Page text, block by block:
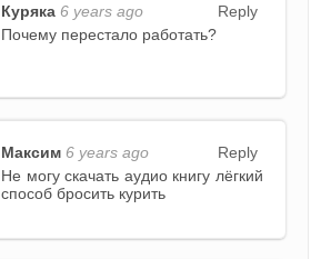
Reply
Куряка 6 years ago
Почему перестало работать?
Reply
Максим 6 years ago
Не могу скачать аудио книгу лёгкий
способ бросить курить